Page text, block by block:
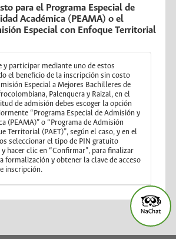
para el Programa Especial de
Académica (PEAMA) o el
Especial con Enfoque Territorial
y participar mediante uno de estos
el beneficio de la inscripción sin costo
Especial a Mejores Bachilleres de
Palenquera y Raizal, en el
de admisión debes escoger la opción
“Programa Especial de Admisión y
(PEAMA)” o “Programa de Admisión
Territorial (PAET)”, según el caso, y en el
seleccionar el tipo de PIN gratuito
hacer clic en “Confirmar”, para finalizar
formalización y obtener la clave de acceso
inscripción.